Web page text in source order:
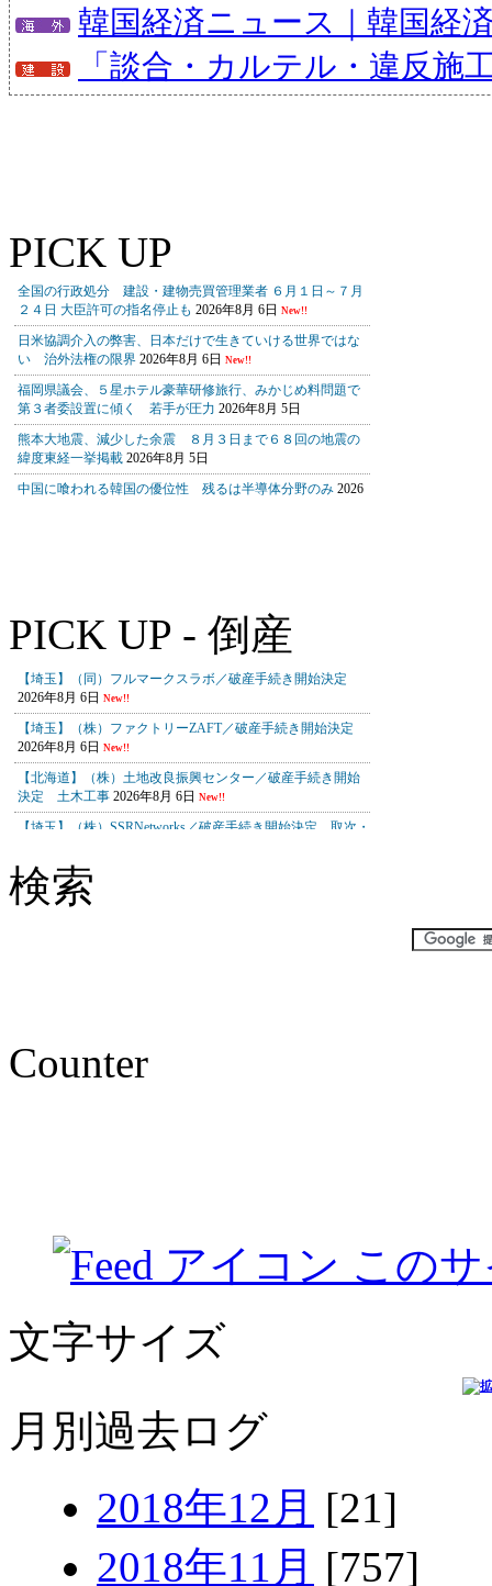
韓国経済ニュース｜韓国経
「談合・カルテル・違反施
PICK UP
PICK UP - 倒産
検索
Counter
この
文字サイズ
月別過去ログ
2018年12月 [21]
2018年11月 [757]